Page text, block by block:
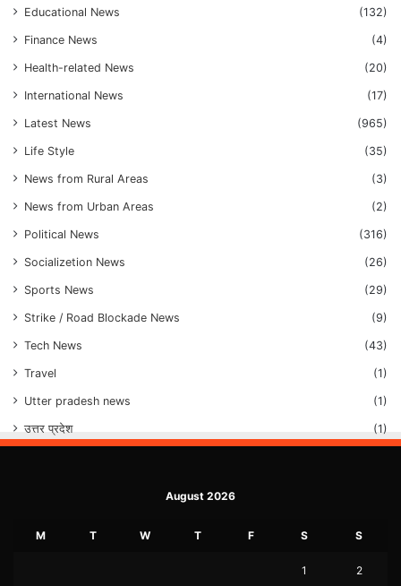
Educational News (132)
Finance News (4)
Health-related News (20)
International News (17)
Latest News (965)
Life Style (35)
News from Rural Areas (3)
News from Urban Areas (2)
Political News (316)
Socializetion News (26)
Sports News (29)
Strike / Road Blockade News (9)
Tech News (43)
Travel (1)
Utter pradesh news (1)
उत्तर प्रदेश (1)
August 2026
M T W T F S S
1 2